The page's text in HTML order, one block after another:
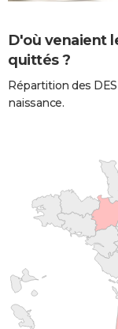
D'où venaient
quittés ?
Répartition des
naissance.